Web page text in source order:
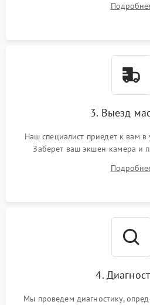
3. Выезд
Наш специалист приедет к вам
Заберет ваш экшен-камера и
4.
Мы проведем диагностику,